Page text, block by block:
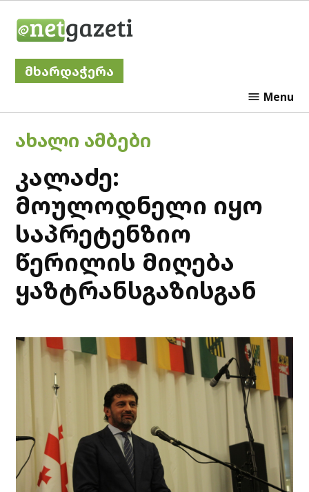
მხარდაჭერა
Menu
POSTED
ᲐᲮᲐᲚᲘ ᲐᲛᲑᲔᲑᲘ
კალაძე:
მოულოდნელი იყო
საპრეტენზიო
წერილის მიღება
ყაზტრანსგაზისგან